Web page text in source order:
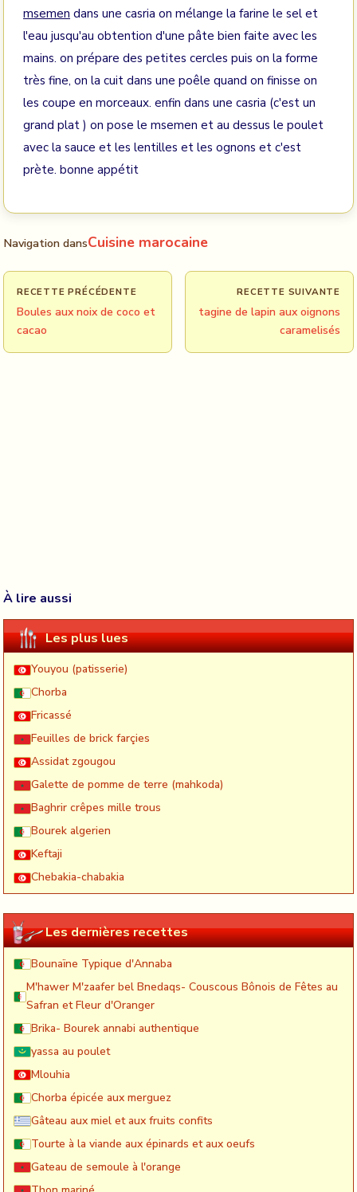
msemen dans une casria on mélange la farine le sel et
l'eau jusqu'au obtention d'une pâte bien faite avec les
mains. on prépare des petites cercles puis on la forme
très fine, on la cuit dans une poêle quand on finisse on
les coupe en morceaux. enfin dans une casria (c'est un
grand plat ) on pose le msemen et au dessus le poulet
avec la sauce et les lentilles et les ognons et c'est
prète. bonne appétit
Navigation dansCuisine marocaine
RECETTE PRÉCÉDENTE
Boules aux noix de coco et
cacao
RECETTE SUIVANTE
tagine de lapin aux oignons
caramelisés
À lire aussi
Les plus lues
Youyou (patisserie)
Chorba
Fricassé
Feuilles de brick farçies
Assidat zgougou
Galette de pomme de terre (mahkoda)
Baghrir crêpes mille trous
Bourek algerien
Keftaji
Chebakia-chabakia
Les dernières recettes
Bounaïne Typique d'Annaba
M'hawer M'zaafer bel Bnedaqs- Couscous Bônois de Fêtes au
Safran et Fleur d'Oranger
Brika- Bourek annabi authentique
yassa au poulet
Mlouhia
Chorba épicée aux merguez
Gâteau aux miel et aux fruits confits
Tourte à la viande aux épinards et aux oeufs
Gateau de semoule à l'orange